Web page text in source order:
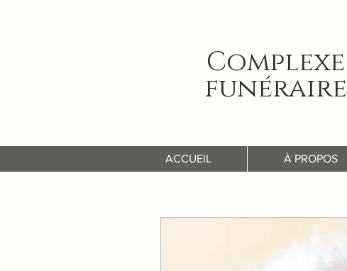
Complexe
funéraire
ACCUEIL À PROPOS